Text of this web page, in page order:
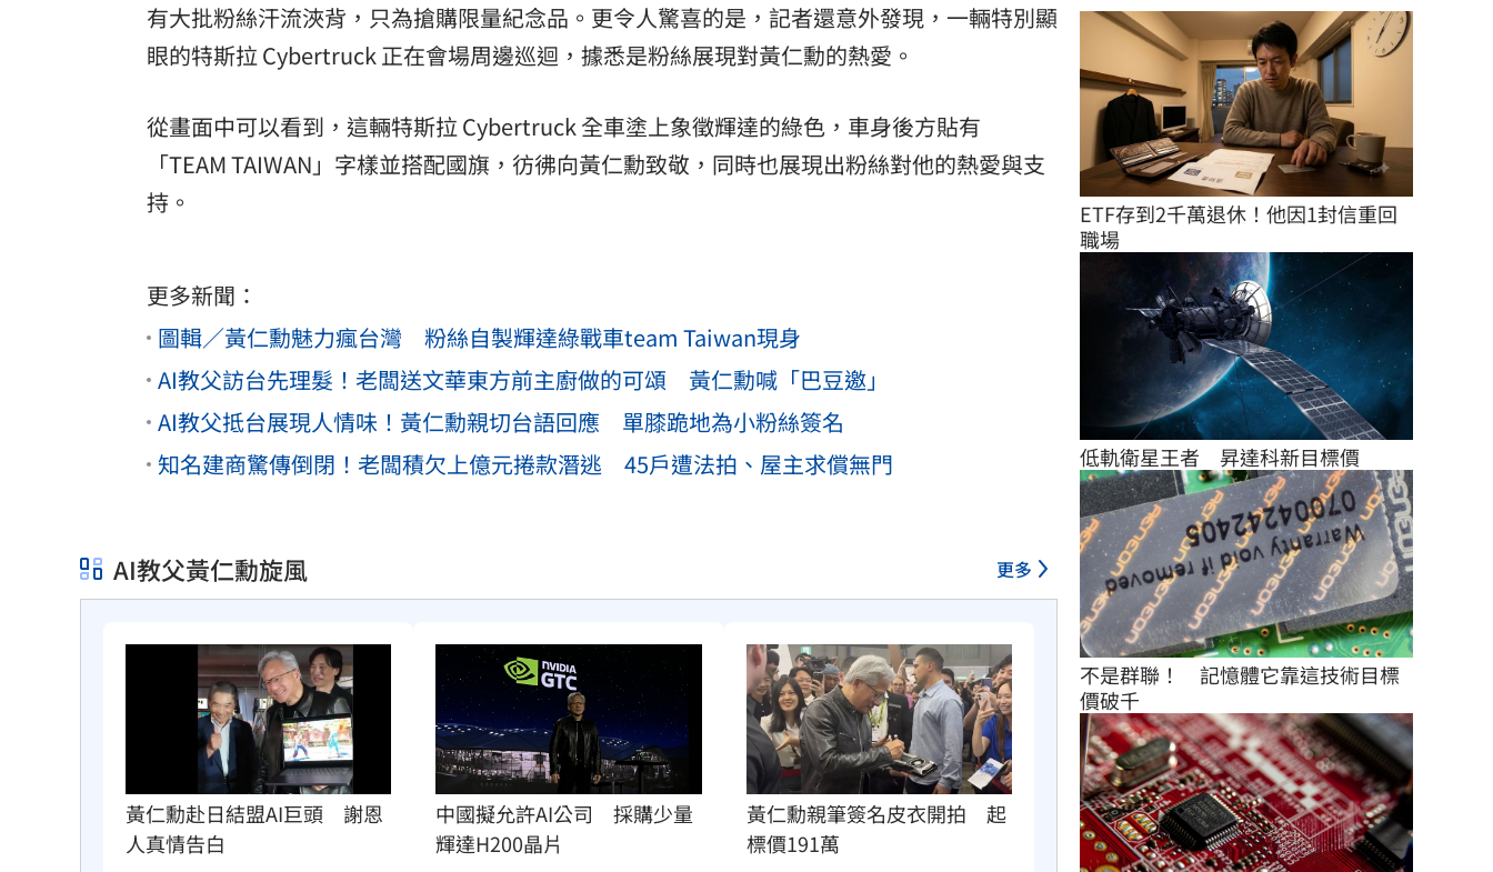
有大批粉絲汗流浹背，只為搶購限量紀念品。更令人驚喜的是，記者還意外發現，一輛特別顯
眼的特斯拉 Cybertruck 正在會場周邊巡迴，據悉是粉絲展現對黃仁勳的熱愛。
從畫面中可以看到，這輛特斯拉 Cybertruck 全車塗上象徵輝達的綠色，車身後方貼有
「TEAM TAIWAN」字樣並搭配國旗，彷彿向黃仁勳致敬，同時也展現出粉絲對他的熱愛與支
持。
更多新聞：
圖輯／黃仁勳魅力瘋台灣 粉絲自製輝達綠戰車team Taiwan現身
AI教父訪台先理髮！老闆送文華東方前主廚做的可頌 黃仁勳喊「巴豆邀」
AI教父抵台展現人情味！黃仁勳親切台語回應 單膝跪地為小粉絲簽名
知名建商驚傳倒閉！老闆積欠上億元捲款潛逃 45戶遭法拍、屋主求償無門
AI教父黃仁勳旋風 更多
黃仁勳赴日結盟AI巨頭　謝恩
人真情告白
中國擬允許AI公司　採購少量
輝達H200晶片
黃仁勳親筆簽名皮衣開拍　起
標價191萬
ETF存到2千萬退休！他因1封信重回
職場
低軌衛星王者　昇達科新目標價
不是群聯！　記憶體它靠這技術目標
價破千